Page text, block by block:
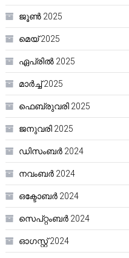
ജൂൺ 2025
മെയ്‌ 2025
ഏപ്രിൽ 2025
മാർച്ച്‌ 2025
ഫെബ്രുവരി 2025
ജനുവരി 2025
ഡിസംബർ 2024
നവംബർ 2024
ഒക്ടോബർ 2024
സെപ്റ്റംബർ 2024
ഓഗസ്റ്റ്‌ 2024